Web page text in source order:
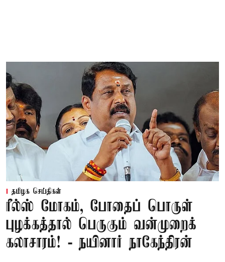
தமிழக செய்திகள்
ரீல்ஸ் மோகம், போதைப் பொருள்
புழக்கத்தால் பெருகும் வன்முறைக்
கலாசாரம்! - நயினார் நாகேந்திரன்